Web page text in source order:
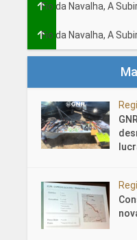
Fio da Navalha, A
Fio da Navalha, A